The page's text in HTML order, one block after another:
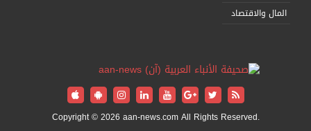
المال والاقتصاد
Copyright © 2026 aan-news.com All Rights Reserved.